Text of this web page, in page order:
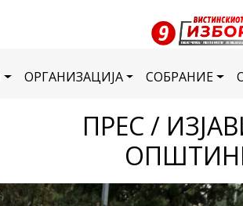
ОРГАНИЗАЦИЈА СОБРАНИЕ
ПРЕС /